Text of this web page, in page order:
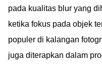
pada kualitas blur yang
ketika fokus pada objek
populer di kalangan
juga diterapkan dalam